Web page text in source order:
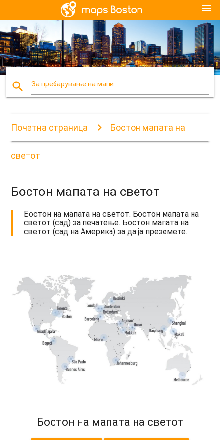
menu
search За пребарување на мапи
Почетна страница Бостон мапата на
светот
Бостон мапата на светот
Бостон на мапата на светот. Бостон мапата на
светот (сад) за печатење. Бостон мапата на
светот (сад на Америка) за да ја преземете.
Бостон на мапата на светот